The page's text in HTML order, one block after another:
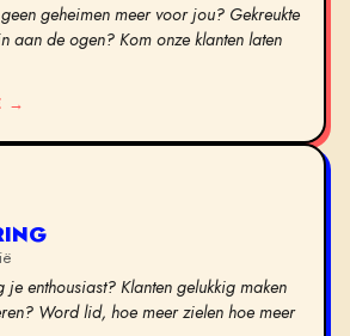
geheimen meer voor jou? Gekreukte
aan de ogen? Kom onze klanten laten
→
je enthousiast? Klanten gelukkig maken
Word lid, hoe meer zielen hoe meer